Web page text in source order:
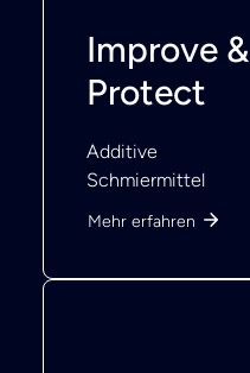
Improve &
Protect
Additive
Schmiermittel
Mehr erfahren